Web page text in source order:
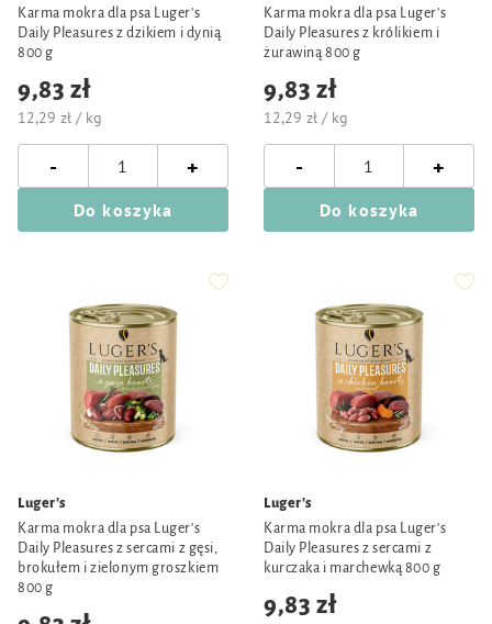
Karma mokra dla psa Luger's
Daily Pleasures z dzikiem i dynią
800 g
9,83 zł
12,29 zł / kg
- +
Do koszyka
Karma mokra dla psa Luger's
Daily Pleasures z królikiem i
żurawiną 800 g
9,83 zł
12,29 zł / kg
- +
Do koszyka
Luger's
Karma mokra dla psa Luger's
Daily Pleasures z sercami z gęsi,
brokułem i zielonym groszkiem
800 g
Luger's
Karma mokra dla psa Luger's
Daily Pleasures z sercami z
kurczaka i marchewką 800 g
9,83 zł